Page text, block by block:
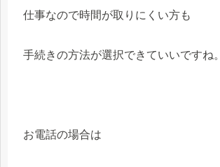
仕事なので時間が取りにくい方も
手続きの方法が選択できていいですね。
お電話の場合は